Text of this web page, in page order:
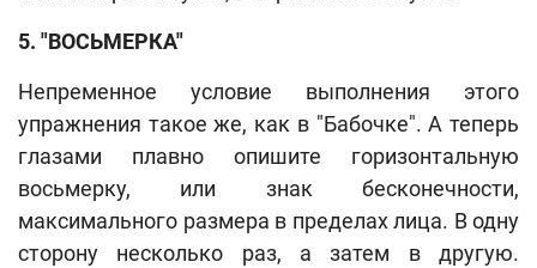
5. "ВОСЬМЕРКА"
Непременное условие выполнения этого
упражнения такое же, как в "Бабочке". А теперь
глазами плавно опишите горизонтальную
восьмерку, или знак бесконечности,
максимального размера в пределах лица. В одну
сторону несколько раз, а затем в другую.